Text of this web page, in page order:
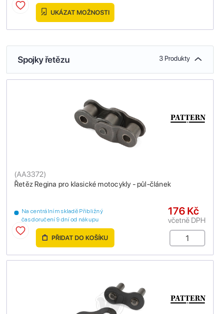
UKÁZAT MOŽNOSTI
Spojky řetězu 3 Produkty
Řetěz Regina pro klasické motocykly - půl-článek
(AA3372)
Na centrálním skladě Přibližný
čas doručení 9 dní od nákupu
176 Kč
včetně DPH
PŘIDAT DO KOŠÍKU